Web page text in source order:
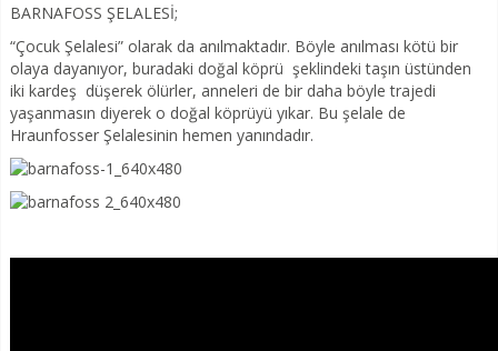
BARNAFOSS ŞELALESİ;
“Çocuk Şelalesi” olarak da anılmaktadır. Böyle anılması kötü bir
olaya dayanıyor, buradaki doğal köprü şeklindeki taşın üstünden
iki kardeş düşerek ölürler, anneleri de bir daha böyle trajedi
yaşanmasın diyerek o doğal köprüyü yıkar. Bu şelale de
Hraunfosser Şelalesinin hemen yanındadır.